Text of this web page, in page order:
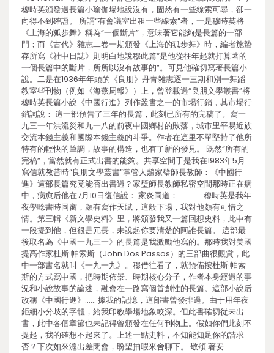
穆時英頒發過長篇小瑜伽場地說沒有，固然有一些線索可尋，卻一
向得不到確證。 所謂“有會議室出租一些線索”者，一是穆時英將
《上海的狐步舞》稱為“一個斷片”，意味著它能夠是長篇的一部
門；而《古代》雜志二卷一期頒發《上海的狐步舞》時，編者施蟄
存所寫《社中日誌》則明白地說穆此篇“是他從往年起就打算著的
一個長篇中的斷片，所所以沒有故事的”。可見他確切寫著長篇小
說。二是在1936年年頭的《良朋》丹青雜志逐一三期和別一舞蹈
教室些刊物（例如《海燕周報》）上，曾登載過“良朋文學叢書”將
穆時英長篇小說《中國行進》列作叢書之一的市場行銷，其市場行
銷詞說： 這一部預告了三年的長篇，此刻已所有的完稿了。寫一
九三一年洪流災和九一八的前夜中國鄉村的敗落，城市里平易近族
交流本錢主義和國際本錢主義的斗爭。作者在這里不單堅持了他所
特有的輕快的筆調，故事的構造，也有了新的發見。 既然“所有的
完稿”，當然就有正式出書的能夠。共享空間于是我在1983年5月
寫信就教昔時“良朋文學叢書”掌管人趙家璧師長教師：《中國行
進》這部長篇究竟能否出書過？家璧師長教師私密空間那時正在病
中，病愈后他在7月10日復信說： 家炎同道： ………… 穆時英是我年
夜學唸書時同窗，頗有寫作天賦，這般下場，我對他頗有可惜之
情。第三輯《新文學史料》里，將頒發我又一篇回想史料，此中有
一段提到他，但很是冗長，未說起你要清楚的阿誰長篇。 這部最
後取名為《中國一九三一》的長篇是我激勵他寫的。那時我對美國
提高作家杜斯·帕索斯（John Dos Passos）的三部曲很觀賞，此
中一部書名就叫《一九一九》。穆借往看了，就預備按杜斯·帕索
斯的方式寫中國，把時期佈景、時期核心分子，作者本身經過的事
況和小說故事的論述，融會在一路寫個首創性的長篇。這部小說后
改稱《中國行進》…… 據我的記憶，這部書曾發排過。由于用年夜
鉅細小分歧的字體，給我印教學場地象較深。但此書確切從未出
書，此中各個章節也未記得曾頒發在任何刊物上。假如你們此刻不
提起，我的確想不起來了。上述一點史料，不知能知足你的請求
否？下次如來滬出差閉會，盼望抽暇來舍聊下。 敬頌 著安…